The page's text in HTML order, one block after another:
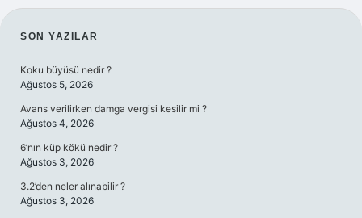
SIDEBAR
SON YAZILAR
Koku büyüsü nedir ?
Ağustos 5, 2026
Avans verilirken damga vergisi kesilir mi ?
Ağustos 4, 2026
6’nın küp kökü nedir ?
Ağustos 3, 2026
3.2’den neler alınabilir ?
Ağustos 3, 2026